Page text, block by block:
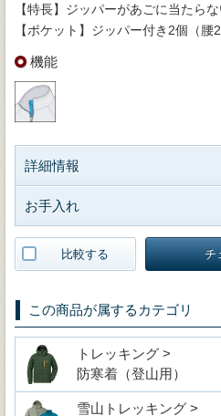
【特長】ジッパーがあごに当たら
【ポケット】ジッパー付き2個（腰2
機能
詳細情報
お手入れ
比較する チ
この商品が属するカテゴリ
トレッキング >
防寒着（登山用）
雪山トレッキング >